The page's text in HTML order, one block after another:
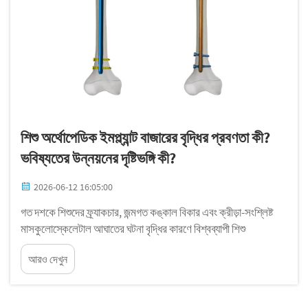
শিশু অর্থোপেডিক ইমপ্ল্যান্ট বাজারের বৃদ্ধির প্রবণতা কী?
ভবিষ্যতের উন্নয়নের দৃষ্টিভঙ্গি কী?
2026-06-12 16:05:00
গত দশকে শিশুদের ফ্র্যাকচার, জন্মগত কঙ্কাল বিকার এবং ক্রীড়া-সংশ্লিষ্ট
মাসকুলোস্কেলেটাল আঘাতের ঘটনা বৃদ্ধির কারণে বিশ্বব্যাপী শিশু
অর্থোপেডিক ইমপ্লান্ট বাজার ধারাবাহিকভাবে প্রসারিত হয়েছে। শিশুদের
স্বাস্থ্য...
আরও দেখুন